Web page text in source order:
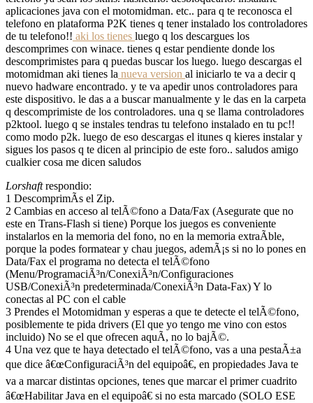
aplicaciones java con el motomidman. etc.. para q te reconosca el
telefono en plataforma P2K tienes q tener instalado los controladores
de tu telefono!! aki los tienes luego q los descargues los
descomprimes con winace. tienes q estar pendiente donde los
descomprimistes para q puedas buscar los luego. luego descargas el
motomidman aki tienes la nueva version al iniciarlo te va a decir q
nuevo hadware encontrado. y te va apedir unos controladores para
este dispositivo. le das a a buscar manualmente y le das en la carpeta
q descomprimiste de los controladores. una q se llama controladores
p2ktool. luego q se instales tendras tu telefono instalado en tu pc!!
como modo p2k. luego de eso descargas el itunes q kieres instalar y
sigues los pasos q te dicen al principio de este foro.. saludos amigo
cualkier cosa me dicen saludos
Lorshaftrespondio:
1 DescomprimÃ­s el Zip.
2 Cambias en acceso al telÃ©fono a Data/Fax (Asegurate que no
este en Trans-Flash si tiene) Porque los juegos es conveniente
instalarlos en la memoria del fono, no en la memoria extraÃ­ble,
porque la podes formatear y chau juegos, ademÃ¡s si no lo pones en
Data/Fax el programa no detecta el telÃ©fono
(Menu/ProgramaciÃ³n/ConexiÃ³n/Configuraciones
USB/ConexiÃ³n predeterminada/ConexiÃ³n Data-Fax) Y lo
conectas al PC con el cable
3 Prendes el Motomidman y esperas a que te detecte el telÃ©fono,
posiblemente te pida drivers (El que yo tengo me vino con estos
incluido) No se el que ofrecen aquÃ­, no lo bajÃ©.
4 Una vez que te haya detectado el telÃ©fono, vas a una pestaÃ±a
que dice â€œConfiguraciÃ³n del equipoâ€, en propiedades Java te
va a marcar distintas opciones, tenes que marcar el primer cuadrito
â€œHabilitar Java en el equipoâ€ si no esta marcado (SOLO ESE